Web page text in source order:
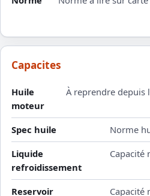
Capacites
Huile
moteur
À reprendre depuis
Spec huile
Norme
Liquide
refroidissement
Capacité
Reservoir
Capacité